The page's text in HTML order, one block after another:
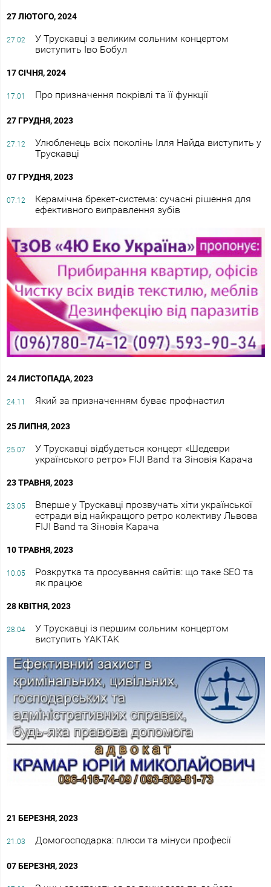
27 ЛЮТОГО, 2024
27.02
У Трускавці з великим сольним концертом
виступить Іво Бобул
17 СІЧНЯ, 2024
17.01 Про призначення покрівлі та її функції
27 ГРУДНЯ, 2023
27.12
Улюбленець всіх поколінь Ілля Найда виступить у
Трускавці
07 ГРУДНЯ, 2023
07.12
Керамічна брекет-система: сучасні рішення для
ефективного виправлення зубів
24 ЛИСТОПАДА, 2023
24.11 Який за призначенням буває профнастил
25 ЛИПНЯ, 2023
25.07
У Трускавці відбудеться концерт «Шедеври
українського ретро» FIJI Band та Зіновія Карача
23 ТРАВНЯ, 2023
23.05
Вперше у Трускавці прозвучать хіти української
естради від найкращого ретро колективу Львова
FIJI Band та Зіновія Карача
10 ТРАВНЯ, 2023
10.05
Розкрутка та просування сайтів: що таке SEO та
як працює
28 КВІТНЯ, 2023
28.04
У Трускавці із першим сольним концертом
виступить YAKTAK
21 БЕРЕЗНЯ, 2023
21.03 Домогосподарка: плюси та мінуси професії
07 БЕРЕЗНЯ, 2023